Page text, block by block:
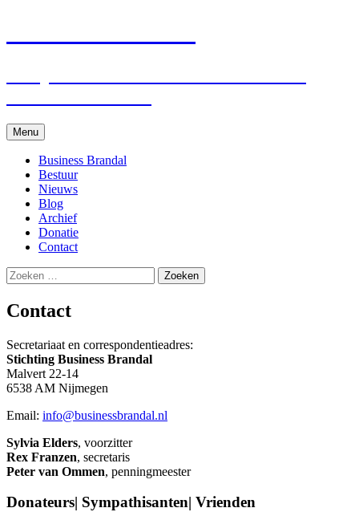
Menu Skip
to
content
Business Brandal
Bestuur
Nieuws
Blog
Archief
Donatie
Contact
Zoeken
naar:
Contact
Secretariaat en correspondentieadres:
Stichting Business Brandal
Malvert 22-14
6538 AM Nijmegen
Email: info@businessbrandal.nl
Sylvia Elders, voorzitter
Rex Franzen, secretaris
Peter van Ommen, penningmeester
Donateurs| Sympathisanten| Vrienden